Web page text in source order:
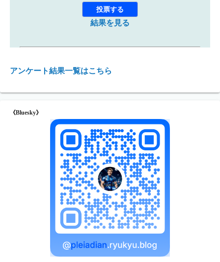
結果を見る
アンケート結果一覧はこちら
《Bluesky》